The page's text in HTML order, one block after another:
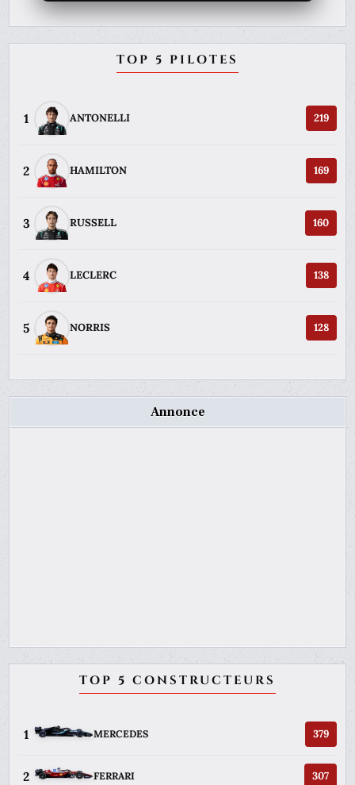
TOP 5 PILOTES
1 ANTONELLI 219
2 HAMILTON 169
3 RUSSELL 160
4 LECLERC 138
5 NORRIS 128
Annonce
TOP 5 CONSTRUCTEURS
1 MERCEDES 379
2 FERRARI 307